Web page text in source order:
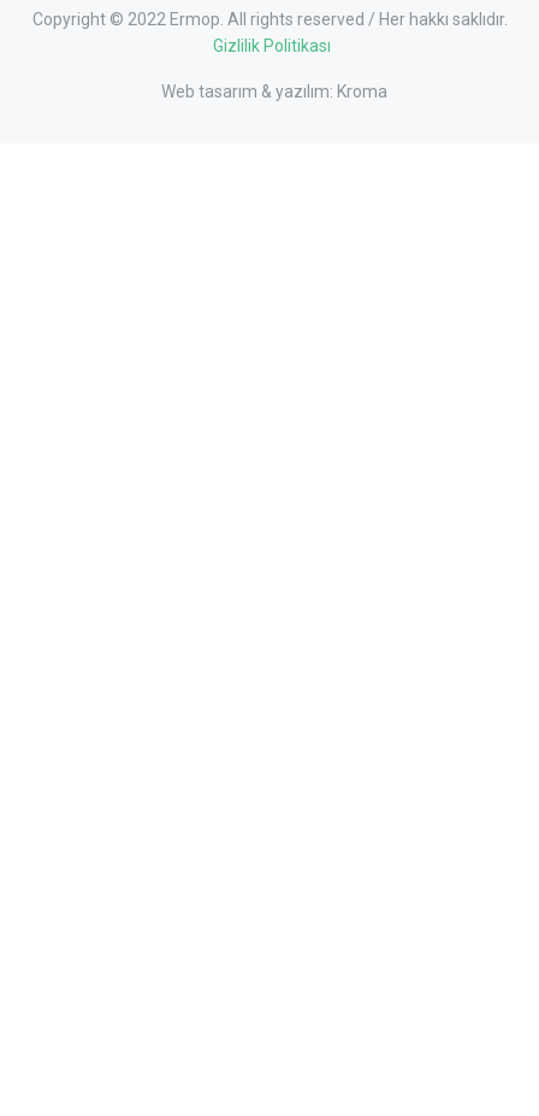
Copyright © 2022 Ermop. All rights reserved / Her hakkı saklıdır.
Gizlilik Politikası
Web tasarım & yazılım: Kroma